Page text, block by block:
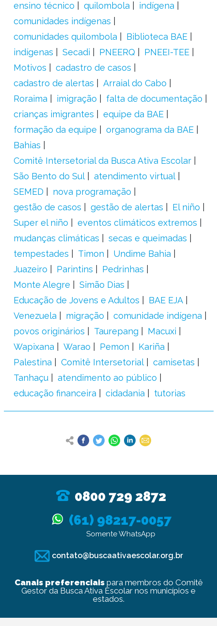
ensino técnico
quilombola
indígena
comunidades indígenas
comunidades quilombola
Biblioteca BAE
indígenas
Secadi PNEERQ
PNEEI-TEE
Motivos
cadastro de casos
cadastro de alertas
Arraial do Cabo
Roraima
imigração
falta de documentação
crianças imigrantes
equipe da BAE
formação da equipe
organograma da BAE
Bahias
Comitê Intersetorial da Busca Ativa Escolar
São Bento do Sul
atendimento virtual
SEMED
nova programação
gestão de casos
gestão de alertas
El niño
Super el niño
eventos climáticos extremos
mudanças climáticas
secas e queimadas
tempestades
Timon
Undime Bahia
Juazeiro
Parintins
Pedrinhas
Monte Alegre
Simão Dias
Educação de Jovens e Adultos
BAE EJA
Venezuela
migração
comunidade indígena
povos originários
Taurepang
Macuxi
Wapixana
Warao Pemon
Kariña
Palestina
Comitê Intersetorial
camisetas
Tanhaçu
atendimento ao público
educação financeira
cidadania tutorias
0800 729 2872
(61) 98217-0057
Somente WhatsApp
contato@buscaativaescolar.org.br
Canais preferenciaispara membros do Comitê
Gestor da Busca Ativa Escolar nos municípios e
estados.